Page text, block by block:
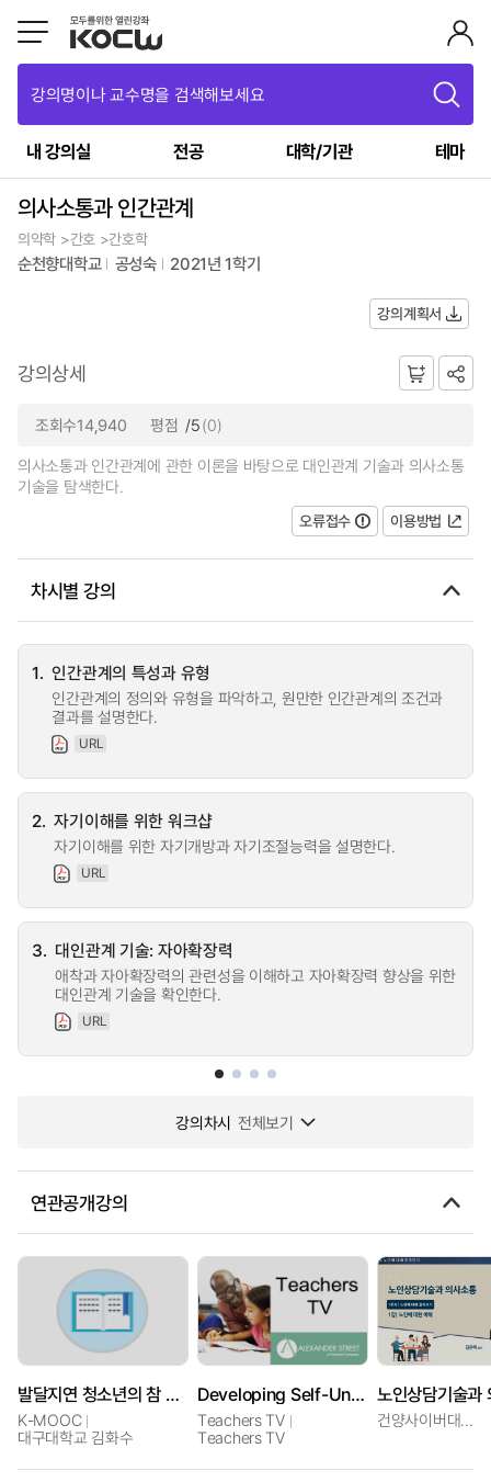
강의명이나 교수명을 검색해보세요
내 강의실 전공 대학/기관 테마
의사소통과 인간관계
의약학 >간호 >간호학
순천향대학교 공성숙 2021년 1학기
강의계획서
강의상세
조회수14,940 평점 /5(0)
의사소통과 인간관계에 관한 이론을 바탕으로 대인관계 기술과 의사소통
기술을 탐색한다.
오류접수
이용방법
차시별 강의
1. 인간관계의 특성과 유형
인간관계의 정의와 유형을 파악하고, 원만한 인간관계의 조건과
결과를 설명한다.
URL
2. 자기이해를 위한 워크샵
자기이해를 위한 자기개방과 자기조절능력을 설명한다.
URL
3. 대인관계 기술: 자아확장력
애착과 자아확장력의 관련성을 이해하고 자아확장력 향상을 위한
대인관계 기술을 확인한다.
URL
강의차시 전체보기
연관공개강의
발달지연 청소년의 참 세상살이를 위한 의사소통(1): 대인관계 기술
K-MOOC
대구대학교 김화수
Developing Self-Understanding
Teachers TV
Teachers TV
노인상담기술과
건양사이버대학교